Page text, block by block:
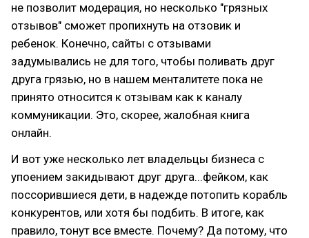
не позволит модерация, но несколько "грязных
отзывов" сможет пропихнуть на отзовик и
ребенок. Конечно, сайты с отзывами
задумывались не для того, чтобы поливать друг
друга грязью, но в нашем менталитете пока не
принято относится к отзывам как к каналу
коммуникации. Это, скорее, жалобная книга
онлайн.
И вот уже несколько лет владельцы бизнеса с
упоением закидывают друг друга...фейком, как
поссорившиеся дети, в надежде потопить корабль
конкурентов, или хотя бы подбить. В итоге, как
правило, тонут все вместе. Почему? Да потому, что